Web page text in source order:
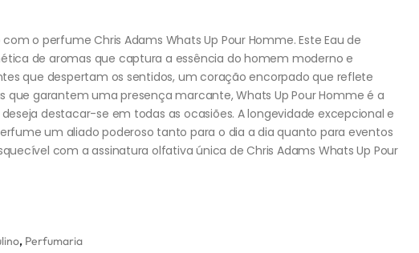
o perfume Chris Adams Whats Up Pour Homme. Este Eau de
de aromas que captura a essência do homem moderno e
que despertam os sentidos, um coração encorpado que reflete
que garantem uma presença marcante, Whats Up Pour Homme é a
destacar-se em todas as ocasiões. A longevidade excepcional e
um aliado poderoso tanto para o dia a dia quanto para eventos
com a assinatura olfativa única de Chris Adams Whats Up Pour
, Perfumaria